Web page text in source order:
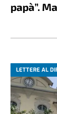
papà”.
LETTERE AL